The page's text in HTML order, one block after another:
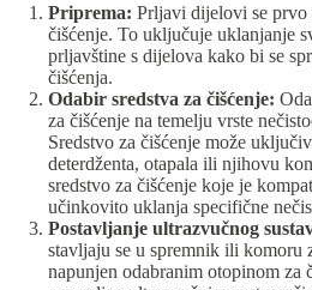
Priprema: Prljavi dijelovi se prvo
čišćenje. To uključuje uklanjanje
prljavštine s dijelova kako bi se
čišćenja.
Odabir sredstva za čišćenje:
za čišćenje na temelju vrste
Sredstvo za čišćenje može
deterdženta, otapala ili njihovu
sredstvo za čišćenje koje je
učinkovito uklanja specifične
Postavljanje ultrazvučnog
stavljaju se u spremnik ili komoru
napunjen odabranim otopinom za